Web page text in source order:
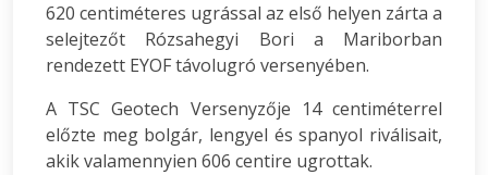
620 centiméteres ugrással az első helyen zárta a
selejtezőt Rózsahegyi Bori a Mariborban
rendezett EYOF távolugró versenyében.
A TSC Geotech Versenyzője 14 centiméterrel
előzte meg bolgár, lengyel és spanyol riválisait,
akik valamennyien 606 centire ugrottak.